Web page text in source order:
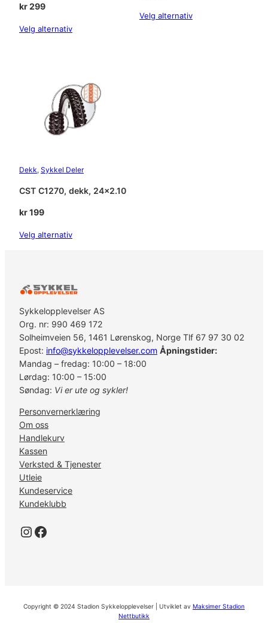
kr299
Velg alternativ
Velg alternativ
Dekk, Sykkel Deler
CST C1270, dekk, 24×2.10
kr199
Velg alternativ
Sykkelopplevelser AS
Org. nr: 990 469 172
Solheimveien 56, 1461 Lørenskog, Norge Tlf 67 97 30 02
Epost: info@sykkelopplevelser.com Åpningstider:
Mandag – fredag: 10:00 – 18:00
Lørdag: 10:00 – 15:00
Søndag: Vi er ute og sykler!
Personvernerklæring
Om oss
Handlekurv
Kassen
Verksted & Tjenester
Utleie
Kundeservice
Kundeklubb
Instagram Facebook
Copyright © 2024 Stadion Sykkelopplevelser | Utviklet av Maksimer Stadion
Nettbutikk